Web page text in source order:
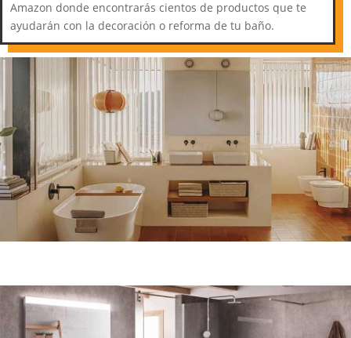
Amazon donde encontrarás cientos de productos que te
ayudarán con la decoración o reforma de tu baño.